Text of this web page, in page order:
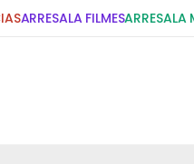
ARRESALA FILMESARRESALA
das
do Irã